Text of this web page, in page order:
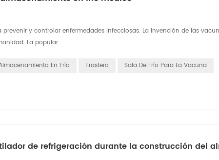
y controlar enfermedades infecciosas. La invención de las
La popular...
En Frío Trastero Sala De Frío Para La Vacuna
de refrigeración durante la construcción del